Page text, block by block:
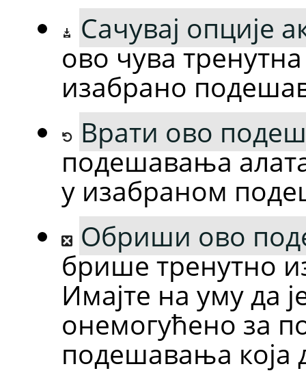
Сачувај опције
ово чува
изабрано
Врати ово
подешавања
у изабраном
Обриши ово
брише тренутно
Имајте на уму да
онемогућено за
подешавања која